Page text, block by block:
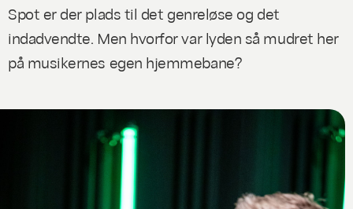
Spot er der plads til det genreløse og det
indadvendte. Men hvorfor var lyden så mudret her
på musikernes egen hjemmebane?